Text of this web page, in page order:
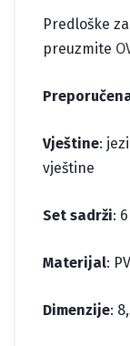
Predloške
preuzmite
Vještine:
vještine
Set sadrži:
Materijal:
Dimenzije: